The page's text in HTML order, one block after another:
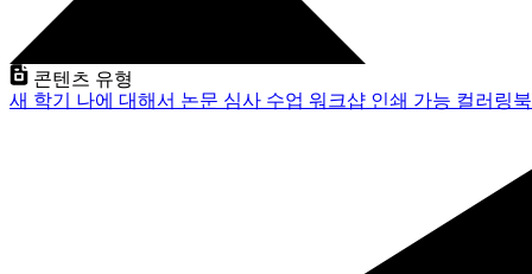
콘텐츠 유형
새 학기 나에 대해서 논문 심사 수업 워크샵 인쇄 가능 컬러링북